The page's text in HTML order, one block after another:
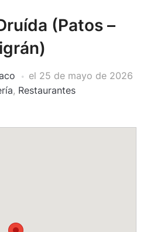
(Patos –
el 25 de mayo de 2026
, Restaurantes